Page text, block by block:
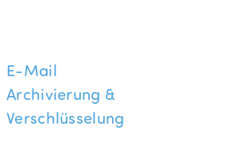
E-Mail
Archivierung &
Verschlüsselung